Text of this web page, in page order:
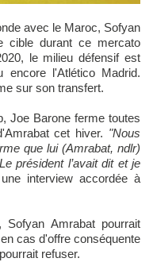
avec le Maroc, Sofyan
cible durant ce mercato
le milieu défensif est
encore l'Atlético Madrid.
sur son transfert.
Joe Barone ferme toutes
cet hiver. "Nous
que lui (Amrabat, ndlr)
président l’avait dit et je
interview accordée à
Amrabat pourrait
cas d'offre conséquente
refuser.